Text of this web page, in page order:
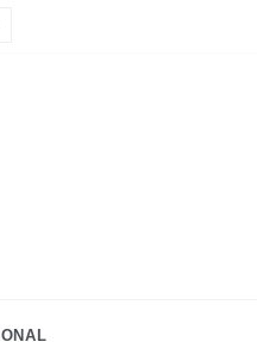
Satgas PDBA Bantah